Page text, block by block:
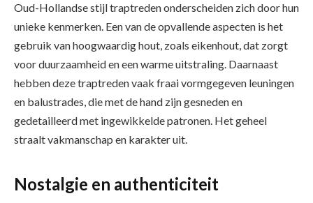
Oud-Hollandse stijl traptreden onderscheiden zich door hun
unieke kenmerken. Een van de opvallende aspecten is het
gebruik van hoogwaardig hout, zoals eikenhout, dat zorgt
voor duurzaamheid en een warme uitstraling. Daarnaast
hebben deze traptreden vaak fraai vormgegeven leuningen
en balustrades, die met de hand zijn gesneden en
gedetailleerd met ingewikkelde patronen. Het geheel
straalt vakmanschap en karakter uit.
Nostalgie en authenticiteit